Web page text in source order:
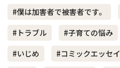
#僕は加害者で被害者です。
#トラブル
#子育ての悩み
#いじめ
#コミックエッセイ